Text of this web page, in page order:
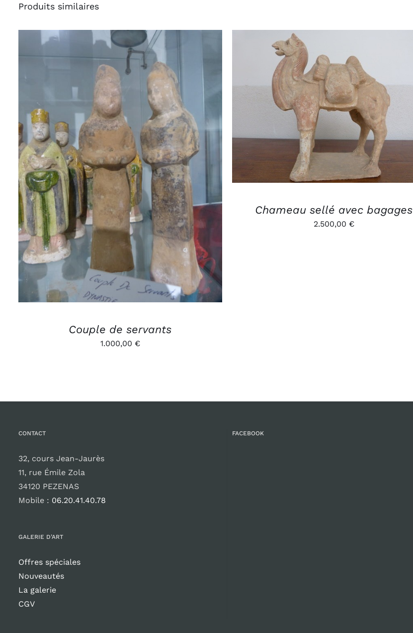
Produits similaires
AJOUTER AU PANIER / APERÇU
Couple de servants
1.000,00 €
AJOUTER AU PANIER / APERÇU
Chameau sellé avec bagages
2.500,00 €
CONTACT
32, cours Jean-Jaurès
11, rue Émile Zola
34120 PEZENAS
Mobile : 06.20.41.40.78
GALERIE D’ART
Offres spéciales
Nouveautés
La galerie
CGV
FACEBOOK